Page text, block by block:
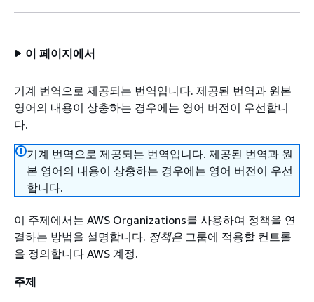
이 페이지에서
기계 번역으로 제공되는 번역입니다. 제공된 번역과 원본
영어의 내용이 상충하는 경우에는 영어 버전이 우선합니
다.
기계 번역으로 제공되는 번역입니다. 제공된 번역과 원
본 영어의 내용이 상충하는 경우에는 영어 버전이 우선
합니다.
이 주제에서는 AWS Organizations를 사용하여 정책을 연
결하는 방법을 설명합니다. 정책은 그룹에 적용할 컨트롤
을 정의합니다 AWS 계정.
주제